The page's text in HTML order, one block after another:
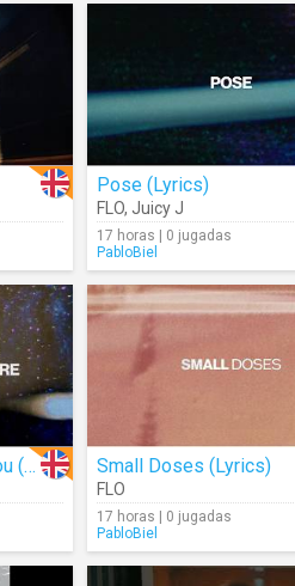
Pose (Lyrics)
FLO, Juicy J
17 horas | 0 jugadas
PabloBiel
I Can’t Be High Around You (Lyrics) Small Doses (Lyrics)
FLO
17 horas | 0 jugadas
PabloBiel